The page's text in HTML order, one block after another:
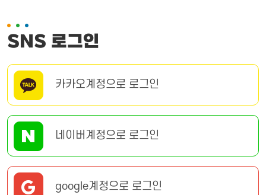
SNS 로그인
카카오계정으로 로그인
네이버계정으로 로그인
google계정으로 로그인